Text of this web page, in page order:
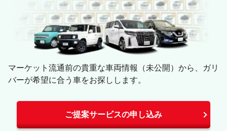
マーケット流通前の貴重な車両情報（未公開）から、ガリ
バーが希望に合う車をお探しします。
ご提案サービスの申し込み